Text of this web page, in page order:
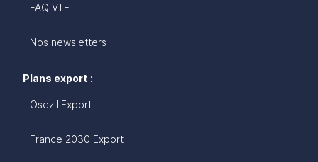
FAQ V.I.E
Nos newsletters
Plans export :
Osez l'Export
France 2030 Export